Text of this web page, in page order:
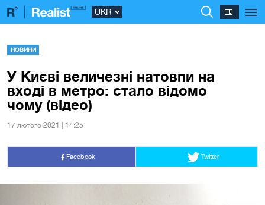
НОВИНИ
У Києві величезні натовпи на
вході в метро: стало відомо
чому (відео)
17 лютого 2021 | 14:25
Facebook Twitter